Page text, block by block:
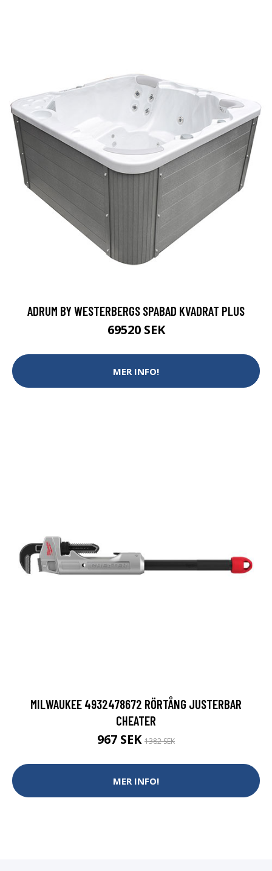
ADRUM BY WESTERBERGS SPABAD KVADRAT PLUS
69520 SEK
MER INFO!
MILWAUKEE 4932478672 RÖRTÅNG JUSTERBAR
CHEATER
967 SEK 1382 SEK
MER INFO!